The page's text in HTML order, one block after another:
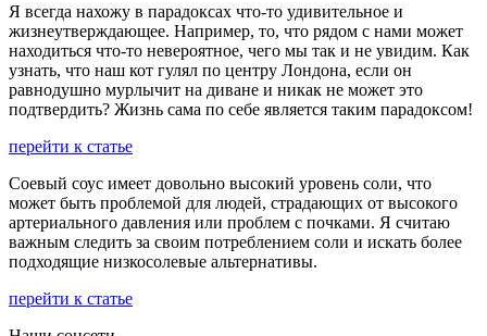
Я всегда нахожу в парадоксах что-то удивительное и
жизнеутверждающее. Например, то, что рядом с нами может
находиться что-то невероятное, чего мы так и не увидим. Как
узнать, что наш кот гулял по центру Лондона, если он
равнодушно мурлычит на диване и никак не может это
подтвердить? Жизнь сама по себе является таким парадоксом!
перейти к статье
Соевый соус имеет довольно высокий уровень соли, что
может быть проблемой для людей, страдающих от высокого
артериального давления или проблем с почками. Я считаю
важным следить за своим потреблением соли и искать более
подходящие низкосолевые альтернативы.
перейти к статье